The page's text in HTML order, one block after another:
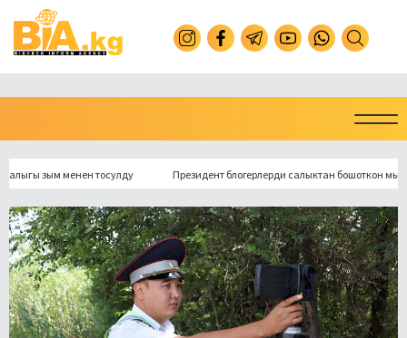
зым менен тосулду Президент блогерлерди салыктан бошоткон мыйзамга